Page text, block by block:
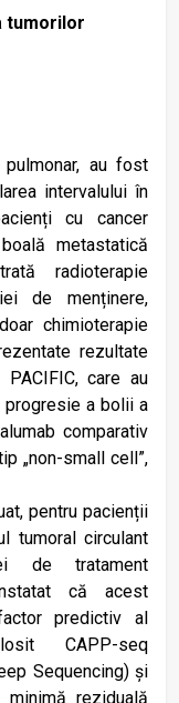
tumorilor
au fost
intervalului în
cu cancer
metastatică
radioterapie
de menținere,
chimioterapie
rezultate
care au
progresie a bolii a
comparativ
„non-small cell”,
pentru pacienții
tumoral circulant
de tratament
că acest
predictiv al
CAPP-seq
Sequencing) și
reziduală